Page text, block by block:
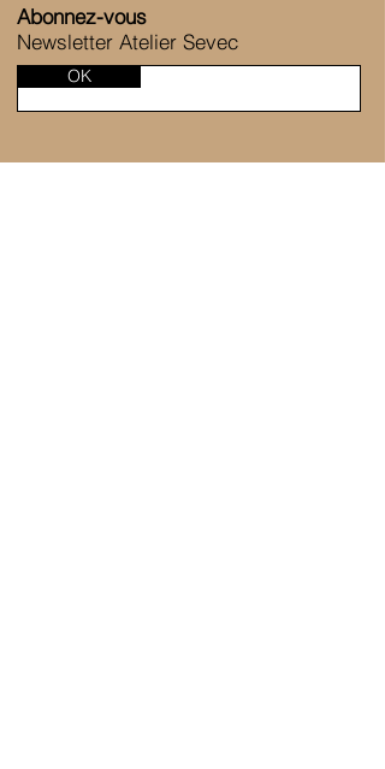
Abonnez-vous
Newsletter Atelier Sevec
OK